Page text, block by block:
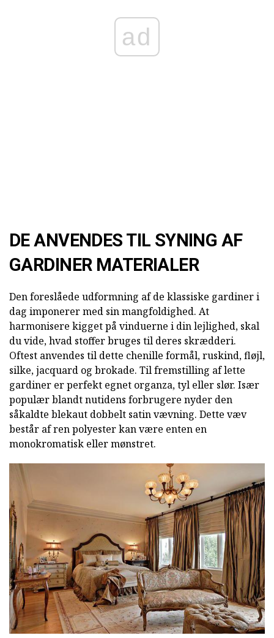
ad
DE ANVENDES TIL SYNING AF
GARDINER MATERIALER
Den foreslåede udformning af de klassiske gardiner i
dag imponerer med sin mangfoldighed. At
harmonisere kigget på vinduerne i din lejlighed, skal
du vide, hvad stoffer bruges til deres skrædderi.
Oftest anvendes til dette chenille formål, ruskind, fløjl,
silke, jacquard og brokade. Til fremstilling af lette
gardiner er perfekt egnet organza, tyl eller slør. Især
populær blandt nutidens forbrugere nyder den
såkaldte blekaut dobbelt satin vævning. Dette væv
består af ren polyester kan være enten en
monokromatisk eller mønstret.